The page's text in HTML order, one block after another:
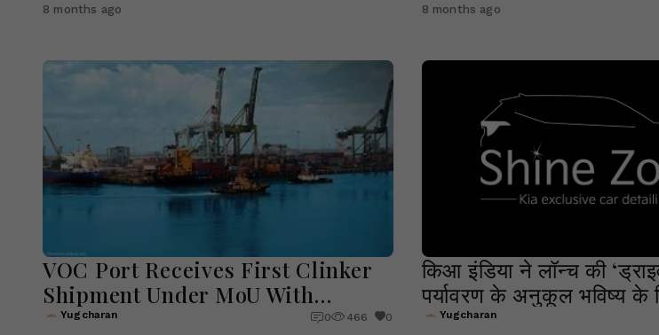
8 months ago 8 months ago
VOC Port Receives First Clinker
Shipment Under MoU With
Ambuja Cement
Yugcharan 0 466 0
किआ इंडिया ने लॉन्‍च की
पर्यावरण के अनुकूल भविष्‍य के
प्रतिबद्धता मजबूत की
Yugcharan